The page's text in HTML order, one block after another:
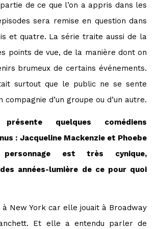
de ce que l’on a appris dans les
sera remise en question dans
et quatre. La série traite aussi de la
points de vue, de la manière dont on
brumeux de certains événements.
surtout que le public ne se sente
compagnie d’un groupe ou d’un autre.
quelques comédiens
: Jacqueline Mackenzie et Phoebe
est très cynique,
années-lumière de ce pour quoi
à New York car elle jouait à Broadway
Et elle a entendu parler de